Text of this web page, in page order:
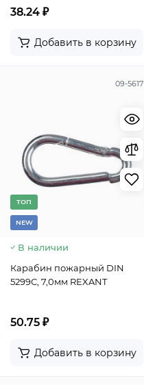
38.24 ₽
Добавить в корзину
09-5617
TОП
NEW
В наличии
Карабин пожарный DIN
5299С, 7,0мм REXANT
50.75 ₽
Добавить в корзину